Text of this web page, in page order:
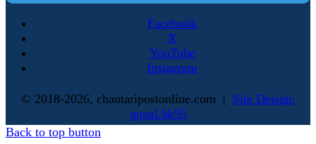
Facebook
X
YouTube
Instagram
© 2018-2026, chautaripostonline.com | Site Design:
gopal.hk95
Back to top button